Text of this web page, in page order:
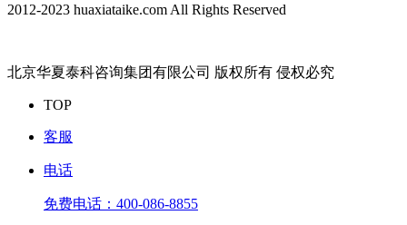
2012-2023 huaxiataike.com All Rights Reserved
北京华夏泰科咨询集团有限公司 版权所有 侵权必究
TOP
客服
电话
免费电话： 400-086-8855